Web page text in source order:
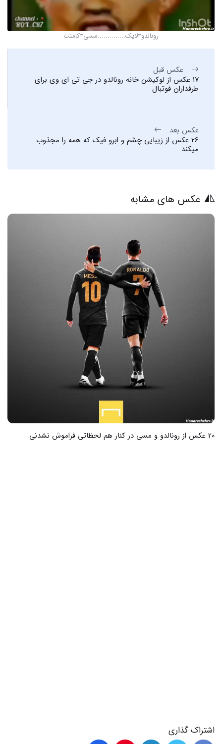
رونالدو=لایک..............مسی=کامنت
عکس قبل
17 عکس از لوکیشن خانه رونالدو در جی تی ای وی برای
طرفداران فوتبال
عکس بعد
26 عکس از زیبایی چشم و ابرو فیک که همه را مجذوب
میکند
عکس های مشابه
اشتراک گذاری